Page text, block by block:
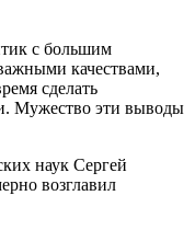
с большим
качествами,
сделать
Мужество эти выводы
наук Сергей
возглавил